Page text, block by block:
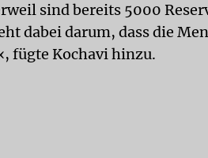
sind bereits 5000
dabei darum, dass die
fügte Kochavi hinzu.